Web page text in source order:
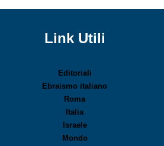
Link Utili
Editoriali
Ebraismo italiano
Roma
Italia
Israele
Mondo